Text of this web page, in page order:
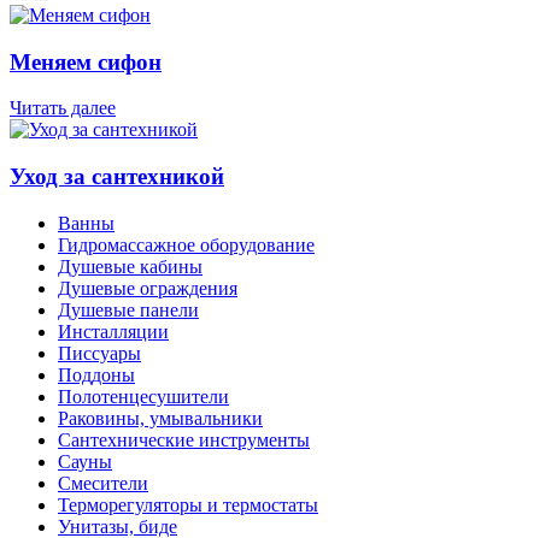
Меняем сифон
Читать далее
Уход за сантехникой
Ванны
Гидромассажное оборудование
Душевые кабины
Душевые ограждения
Душевые панели
Инсталляции
Писсуары
Поддоны
Полотенцесушители
Раковины, умывальники
Сантехнические инструменты
Сауны
Смесители
Терморегуляторы и термостаты
Унитазы, биде